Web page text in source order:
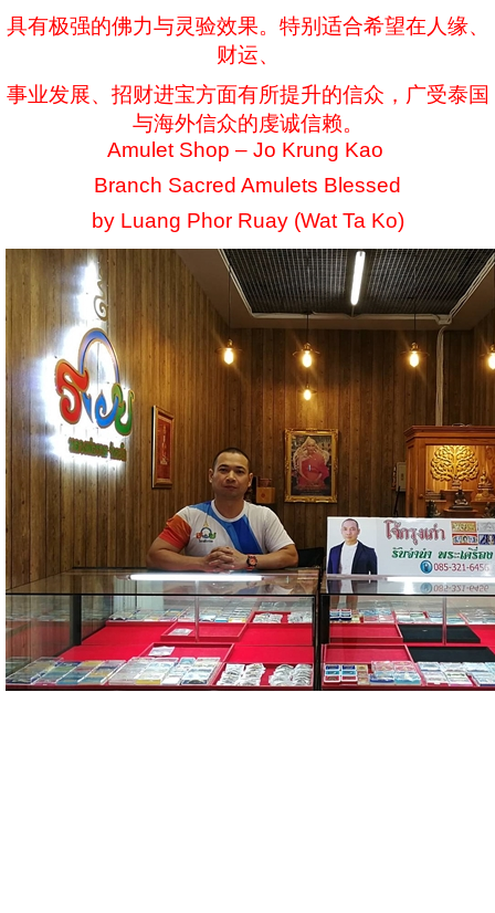
具有极强的佛力与灵验效果。特别适合希望在人缘、
财运、
事业发展、招财进宝方面有所提升的信众，广受泰国
与海外信众的虔诚信赖。
Amulet Shop – Jo Krung Kao
Branch Sacred Amulets Blessed
by Luang Phor Ruay (Wat Ta Ko)